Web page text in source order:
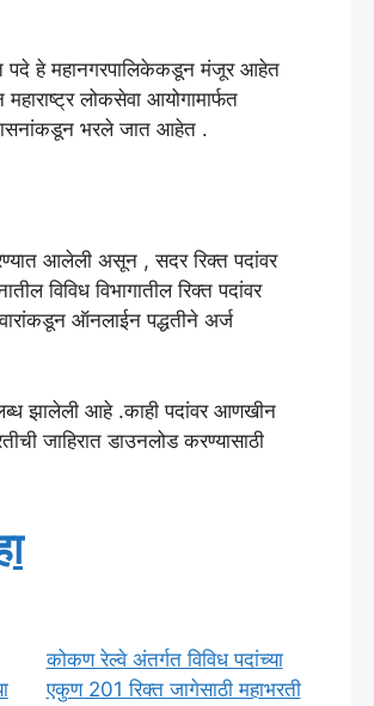
पदे हे महानगरपालिकेकडून मंजूर आहेत
लोकसेवा आयोगामार्फत
भरले जात आहेत .
आलेली असून , सदर रिक्त पदांवर
विविध विभागातील रिक्त पदांवर
ऑनलाईन पद्धतीने अर्ज
झालेली आहे .काही पदांवर आणखीन
जाहिरात डाउनलोड करण्यासाठी
कोकण रेल्वे अंतर्गत विविध पदांच्या
एकुण 201 रिक्त जागेसाठी महाभरती